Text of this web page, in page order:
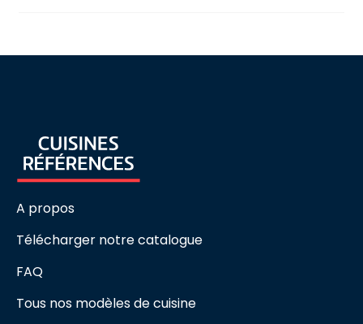
A propos
Télécharger notre catalogue
FAQ
Tous nos modèles de cuisine